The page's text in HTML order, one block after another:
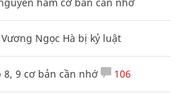
Ngọc Hà bị kỷ luật
8, 9 cơ bản cần nhớ 106